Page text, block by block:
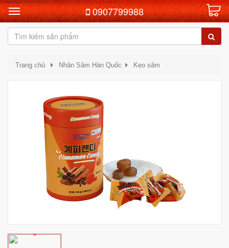
0907799988
Trang chủ Nhân Sâm Hàn Quốc Kẹo sâm